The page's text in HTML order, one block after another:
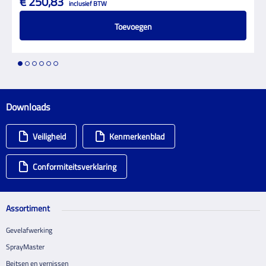
inclusief BTW
Toevoegen
123456
Downloads
Veiligheid Kenmerkenblad
Conformiteitsverklaring
Assortiment
Gevelafwerking
SprayMaster
Beitsen en vernissen